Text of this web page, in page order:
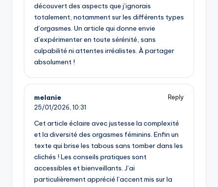
découvert des aspects que j’ignorais
totalement, notamment sur les différents types
d’orgasmes. Un article qui donne envie
d’expérimenter en toute sérénité, sans
culpabilité ni attentes irréalistes. À partager
absolument !
melanie
Reply
25/01/2026, 10:31
Cet article éclaire avec justesse la complexité
et la diversité des orgasmes féminins. Enfin un
texte qui brise les tabous sans tomber dans les
clichés ! Les conseils pratiques sont
accessibles et bienveillants. J’ai
particulièrement apprécié l’accent mis sur la